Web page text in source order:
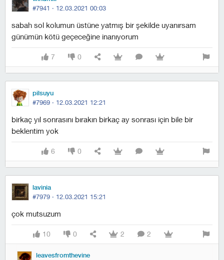
#7941 · 12.03.2021 00:03
sabah sol kolumun üstüne yatmış bir şekilde uyanırsam
günümün kötü geçeceğine inanıyorum
7 0
pilsuyu
#7969 · 12.03.2021 12:21
birkaç yıl sonrasını bırakın birkaç ay sonrası için bile bir
beklentim yok
6 0
lavinia
#7979 · 12.03.2021 15:21
çok mutsuzum
10 0 2 2
leavesfromthevine